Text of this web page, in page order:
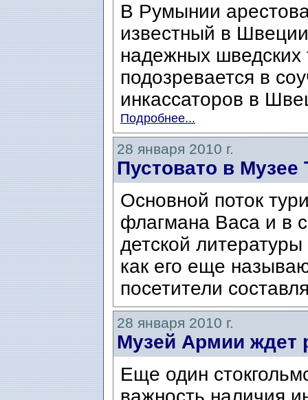
В Румынии
известный в
надежных
подозревается в
инкассаторов в
Подробнее...
28 января 2010 г.
Пустовато в Музее
Основной поток
флагмана Васа и в
детской
как его еще
посетители
28 января 2010 г.
Музей Армии ждет
Еще один